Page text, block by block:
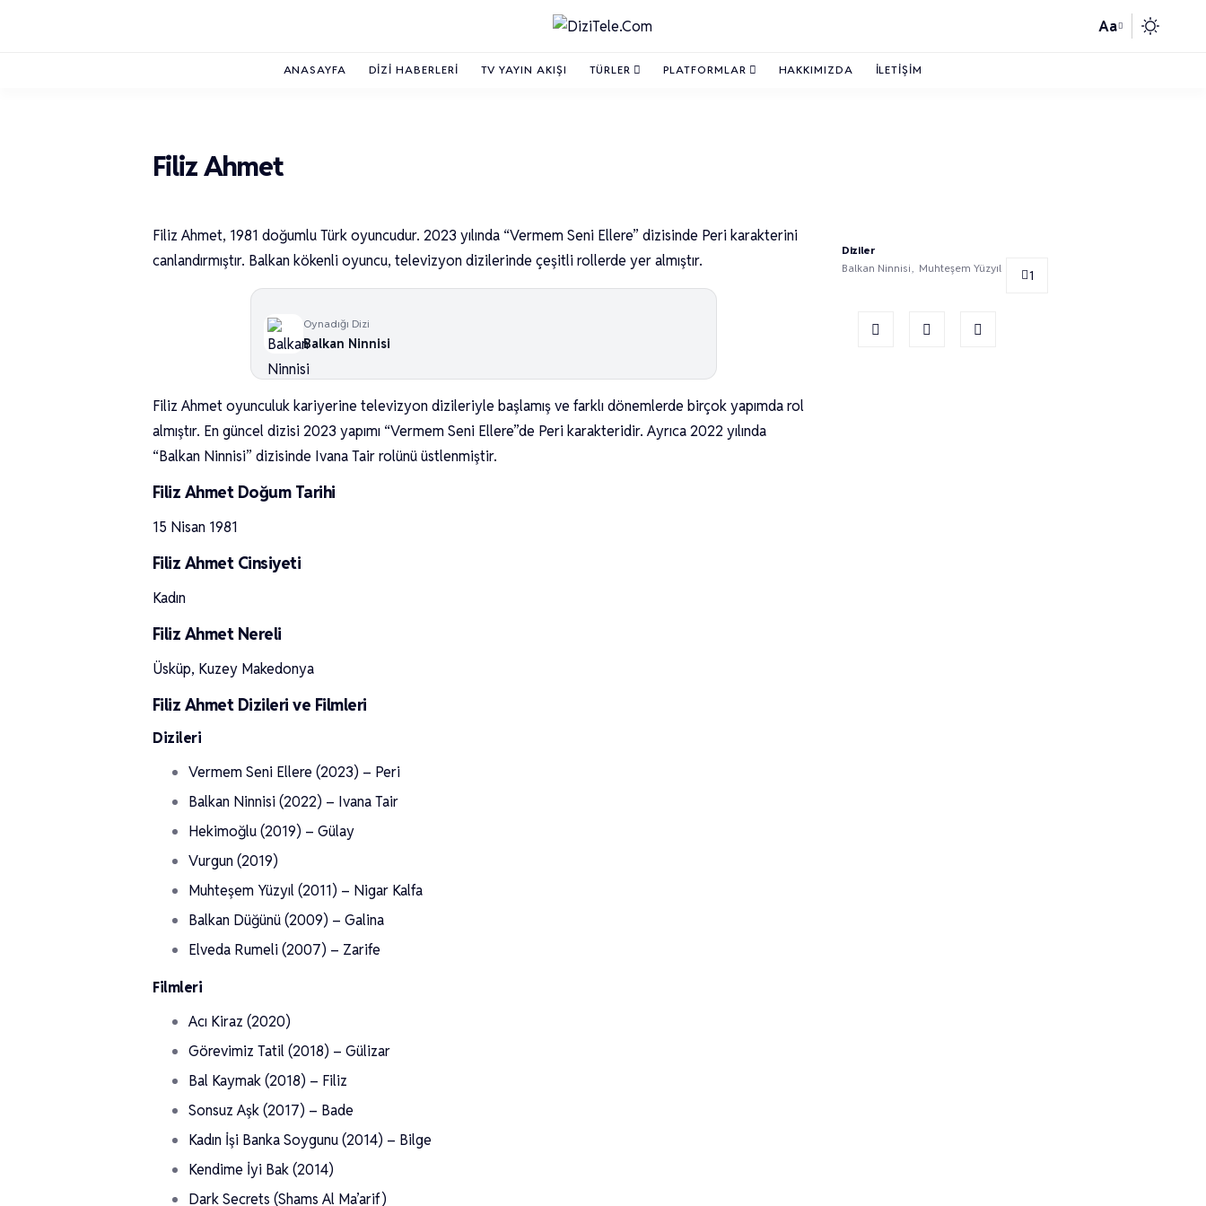
Aa
ANASAYFA DIZI HABERLERI TV YAYIN AKIŞI TÜRLER PLATFORMLAR HAKKIMIZDA İLETIŞIM
Filiz Ahmet
Filiz Ahmet, 1981 doğumlu Türk oyuncudur. 2023 yılında “Vermem Seni Ellere” dizisinde Peri karakterini
canlandırmıştır. Balkan kökenli oyuncu, televizyon dizilerinde çeşitli rollerde yer almıştır.
Oynadığı Dizi
Balkan Ninnisi
Filiz Ahmet oyunculuk kariyerine televizyon dizileriyle başlamış ve farklı dönemlerde birçok yapımda rol
almıştır. En güncel dizisi 2023 yapımı “Vermem Seni Ellere”de Peri karakteridir. Ayrıca 2022 yılında
“Balkan Ninnisi” dizisinde Ivana Tair rolünü üstlenmiştir.
Filiz Ahmet Doğum Tarihi
15 Nisan 1981
Filiz Ahmet Cinsiyeti
Kadın
Filiz Ahmet Nereli
Üsküp, Kuzey Makedonya
Filiz Ahmet Dizileri ve Filmleri
Dizileri
Vermem Seni Ellere (2023) – Peri
Balkan Ninnisi (2022) – Ivana Tair
Hekimoğlu (2019) – Gülay
Vurgun (2019)
Muhteşem Yüzyıl (2011) – Nigar Kalfa
Balkan Düğünü (2009) – Galina
Elveda Rumeli (2007) – Zarife
Filmleri
Acı Kiraz (2020)
Görevimiz Tatil (2018) – Gülizar
Bal Kaymak (2018) – Filiz
Sonsuz Aşk (2017) – Bade
Kadın İşi Banka Soygunu (2014) – Bilge
Kendime İyi Bak (2014)
Dark Secrets (Shams Al Ma’arif)
Diziler
Balkan Ninnisi
Muhteşem Yüzyıl 1